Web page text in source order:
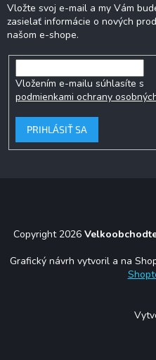
Vložte svoj e-mail a my Vám
zasielať informácie o nových
našom e-shope.
Vložením e-mailu súhlasíte s
podmienkami ochrany
PRIHLÁSIŤ SA
Copyright 2026
Grafický návrh vytvoril a na